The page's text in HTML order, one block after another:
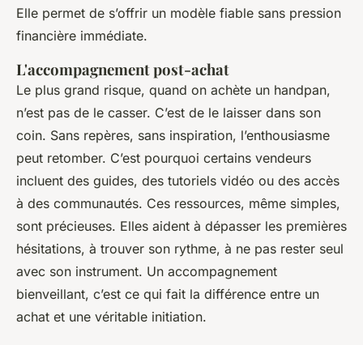
Elle permet de s’offrir un modèle fiable sans pression
financière immédiate.
L'accompagnement post-achat
Le plus grand risque, quand on achète un handpan,
n’est pas de le casser. C’est de le laisser dans son
coin. Sans repères, sans inspiration, l’enthousiasme
peut retomber. C’est pourquoi certains vendeurs
incluent des guides, des tutoriels vidéo ou des accès
à des communautés. Ces ressources, même simples,
sont précieuses. Elles aident à dépasser les premières
hésitations, à trouver son rythme, à ne pas rester seul
avec son instrument. Un accompagnement
bienveillant, c’est ce qui fait la différence entre un
achat et une véritable initiation.